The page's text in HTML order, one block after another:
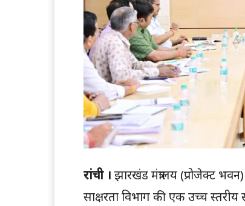
रांची । झारखंड मंत्रालय (प्रोजेक्ट
साक्षरता विभाग की एक उच्च